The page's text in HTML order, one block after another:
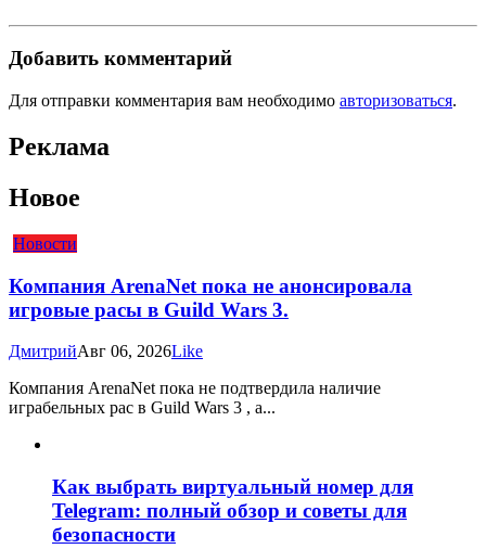
Добавить комментарий
Для отправки комментария вам необходимо авторизоваться.
Реклама
Новое
Новости
Компания ArenaNet пока не анонсировала
игровые расы в Guild Wars 3.
ДмитрийАвг 06, 2026Like
Компания ArenaNet пока не подтвердила наличие
играбельных рас в Guild Wars 3 , а...
Как выбрать виртуальный номер для
Telegram: полный обзор и советы для
безопасности